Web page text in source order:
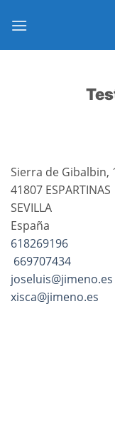
Sierra de Gibalbin,
41807 ESPARTINAS
SEVILLA
España
618269196
669707434
joseluis@jimeno.es
xisca@jimeno.es